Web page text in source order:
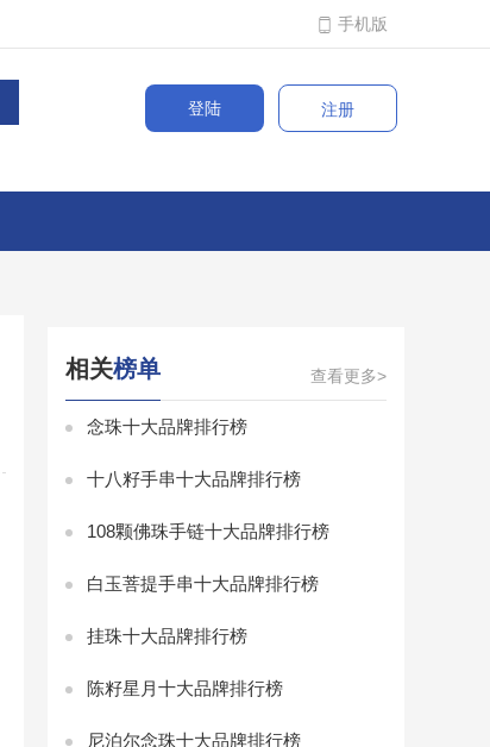
手机版
登陆
注册
相关榜单 查看更多>
念珠十大品牌排行榜
十八籽手串十大品牌排行榜
108颗佛珠手链十大品牌排行榜
白玉菩提手串十大品牌排行榜
挂珠十大品牌排行榜
陈籽星月十大品牌排行榜
尼泊尔念珠十大品牌排行榜